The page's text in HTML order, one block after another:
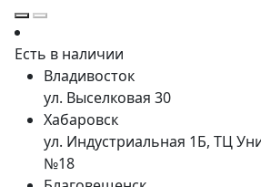
Есть в наличии
Владивосток
ул. Выселковая 30
Хабаровск
ул. Индустриальная 1Б, ТЦ
№18